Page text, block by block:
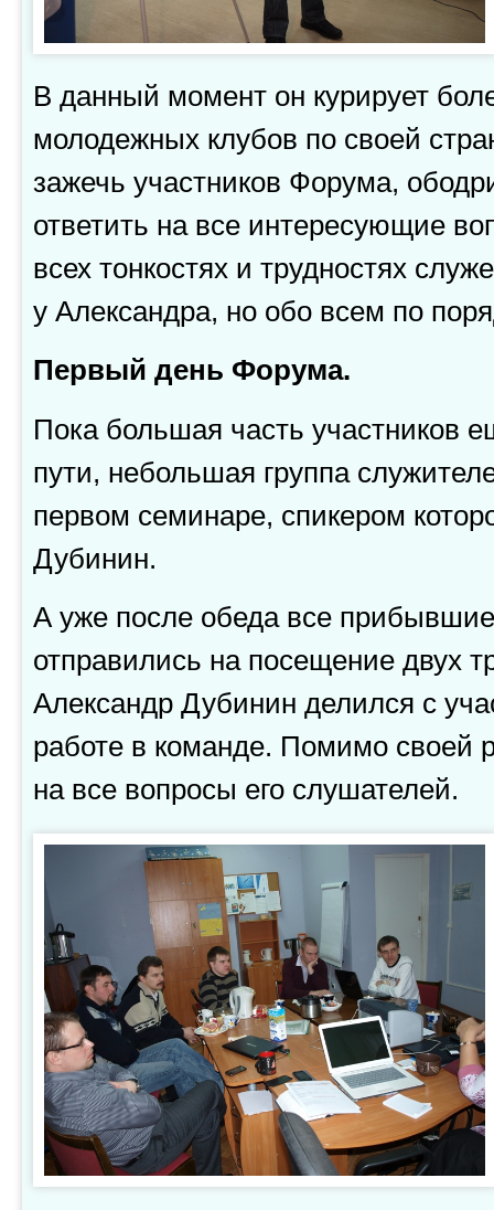
В данный момент он курирует
молодежных клубов по своей
зажечь участников Форума,
ответить на все интересующие
всех тонкостях и трудностях
у Александра, но обо всем по
Первый день Форума.
Пока большая часть участников
пути, небольшая группа
первом семинаре, спикером
Дубинин.
А уже после обеда все
отправились на посещение двух
Александр Дубинин делился с
работе в команде. Помимо своей
на все вопросы его слушателей.